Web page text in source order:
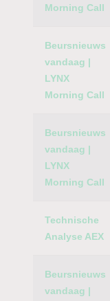
Morning Call
Beursnieuws
vandaag |
LYNX
Morning Call
Beursnieuws
vandaag |
LYNX
Morning Call
Technische
Analyse AEX
Beursnieuws
vandaag |